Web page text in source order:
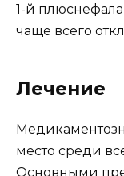
1-й
чаще всего
Лечение
место среди
Основными